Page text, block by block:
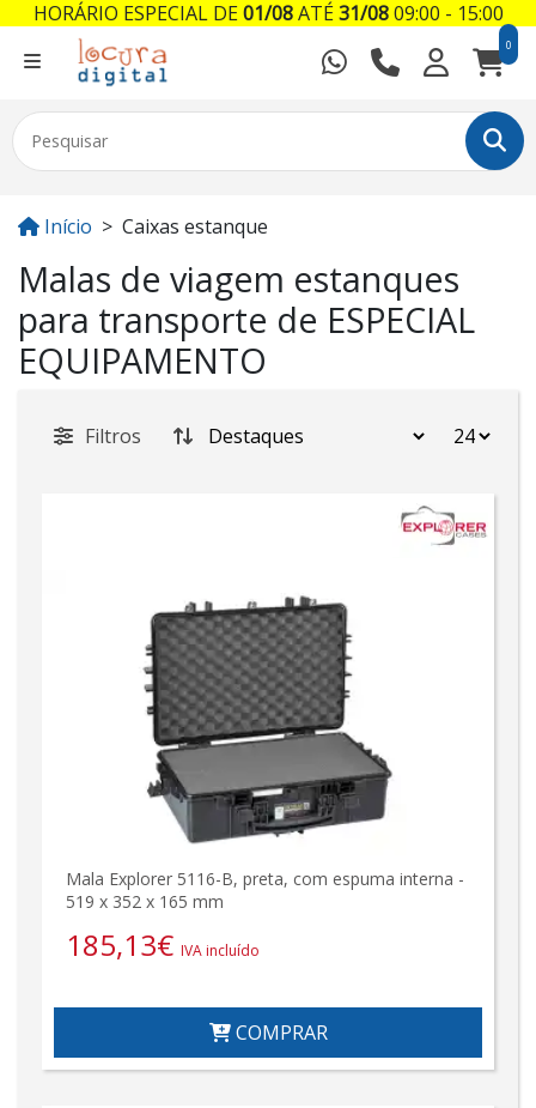
0
Início Caixas estanque
Malas de viagem estanques
para transporte de ESPECIAL
EQUIPAMENTO
Filtros
Mala Explorer 5116-B, preta, com espuma interna -
519 x 352 x 165 mm
185,13€ IVA incluído
COMPRAR
HORÁRIO ESPECIAL DE01/08ATÉ31/0809:00 - 15:00